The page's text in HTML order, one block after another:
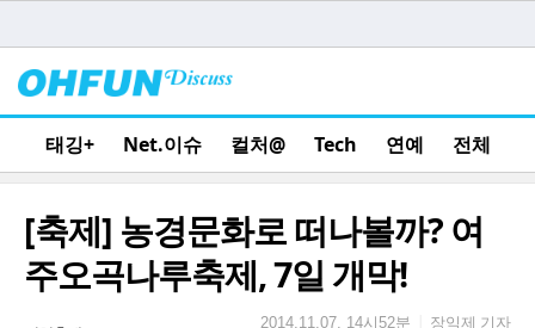
태깅+ Net.이슈 컬처@ Tech 연예 전체
[축제] 농경문화로 떠나볼까? 여
주오곡나루축제, 7일 개막!
2014.11.07. 14시52분 장익제 기자